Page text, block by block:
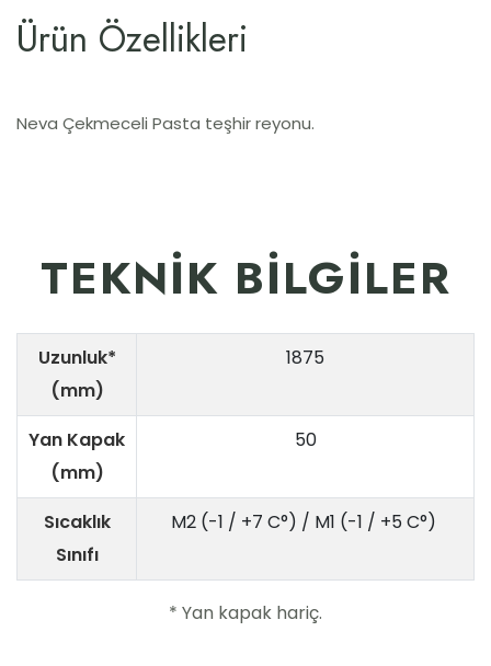
Ürün Özellikleri
Neva Çekmeceli Pasta teşhir reyonu.
TEKNİK BİLGİLER
Uzunluk*
(mm)
1875
Yan Kapak
(mm)
50
Sıcaklık
Sınıfı
M2 (-1 / +7 C°) / M1 (-1 / +5 C°)
* Yan kapak hariç.